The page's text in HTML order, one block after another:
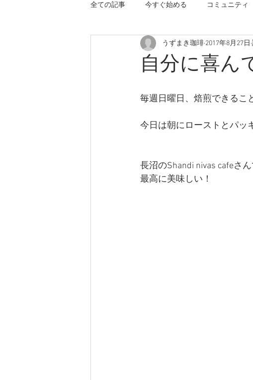
全ての記事 今すぐ始める コミュニティ
自分に喜ん
うずまき珈琲 2017年8月27日
毎週日曜日、焙煎できるこ
今日は朝にローストとパッ
長沼のShandi nivas cafeさ
最高に美味しい！